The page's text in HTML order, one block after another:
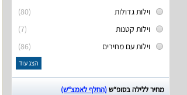
(80)
וילות גדולות
(7)
וילות קטנות
(86)
וילות עם מחירים
הצג עוד
מחיר ללילה בסופ“ש(החלף לאמצ“ש)